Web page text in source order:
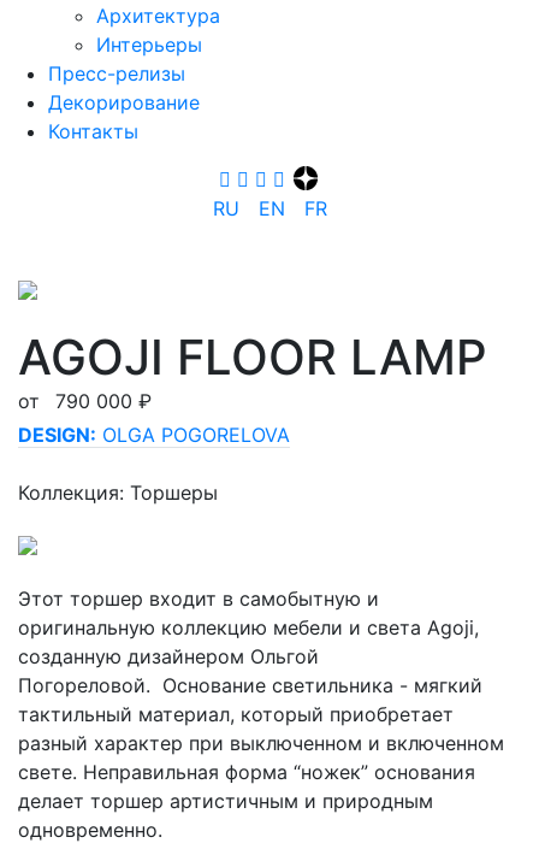
Архитектура
Интерьеры
Пресс-релизы
Декорирование
Контакты
R‍U E‍N F‍R
AGOJI FLOOR LAMP
от
790 000 ₽
DESIGN: OLGA POGORELOVA
Коллекция: Торшеры
Этот торшер входит в самобытную и
оригинальную коллекцию мебели и света Agoji,
созданную дизайнером Ольгой
Погореловой. Основание светильника - мягкий
тактильный материал, который приобретает
разный характер при выключенном и включенном
свете. Неправильная форма “ножек” основания
делает торшер артистичным и природным
одновременно.